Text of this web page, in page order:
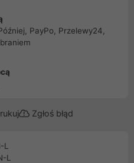
PayPo, Przelewy24,
Zgłoś błąd
L
L